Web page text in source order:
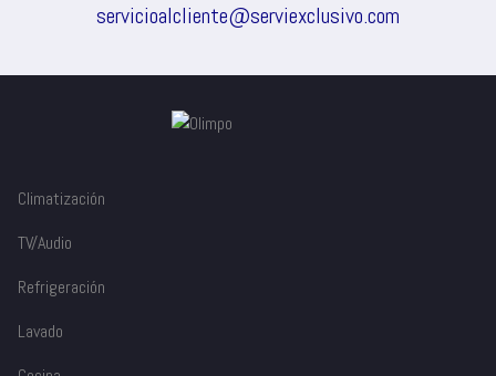
servicioalcliente@serviexclusivo.com
Climatización
TV/Audio
Refrigeración
Lavado